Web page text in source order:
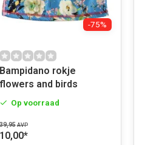
-75%
Bampidano rokje
flowers and birds
Op voorraad
AVP
10,00*